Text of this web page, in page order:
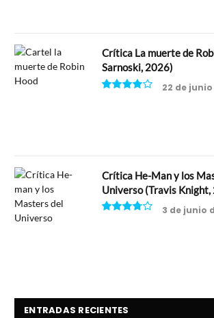
Crítica La muerte de
Sarnoski, 2026)
22 de
Crítica He-Man y los
Universo (Travis Knight,
3 de junio
ENTRADAS RECIENTES